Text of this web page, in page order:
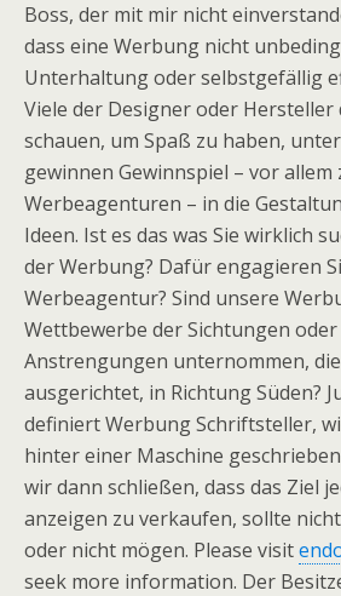
Boss, der mit mir nicht
dass eine Werbung nicht
Unterhaltung oder selbstgefällig
Viele der Designer oder
schauen, um Spaß zu haben,
gewinnen Gewinnspiel – vor allem
Werbeagenturen – in die
Ideen. Ist es das was Sie wirklich
der Werbung? Dafür engagieren
Werbeagentur? Sind unsere
Wettbewerbe der Sichtungen
Anstrengungen unternommen,
ausgerichtet, in Richtung Süden?
definiert Werbung Schriftsteller,
hinter einer Maschine
wir dann schließen, dass das Ziel
anzeigen zu verkaufen, sollte
oder nicht mögen. Please visit
seek more information. Der